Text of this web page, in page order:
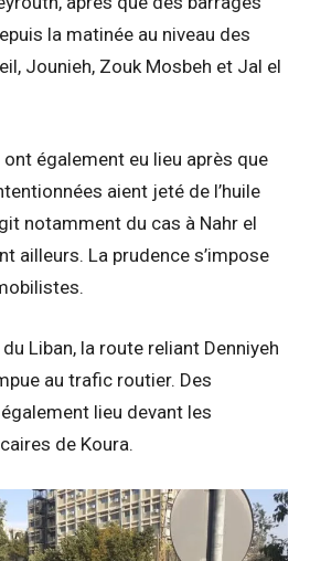
la matinée au niveau des
Jounieh, Zouk Mosbeh et Jal el
également eu lieu après que
aient jeté de l’huile
notamment du cas à Nahr el
ailleurs. La prudence s’impose
Liban, la route reliant Denniyeh
au trafic routier. Des
lieu devant les
de Koura.